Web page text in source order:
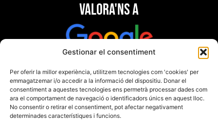
Gestionar el consentiment
Per oferir la millor experiència, utilitzem tecnologies com 'cookies' per
emmagatzemar i/o accedir a la informació del dispositiu. Donar el
consentiment a aquestes tecnologies ens permetrà processar dades com
ara el comportament de navegació o identificadors únics en aquest lloc.
No consentir o retirar el consentiment, pot afectar negativament
determinades característiques i funcions.
Valora'ns a